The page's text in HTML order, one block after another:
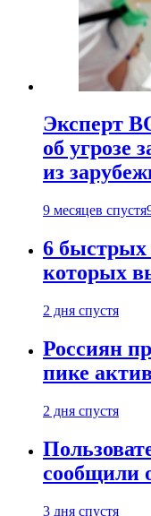
Эксперт
об угрозе
из
9 месяцев спустя
6 быстрых
которых
2 дня спустя
Россиян
пике
2 дня спустя
сообщили
3 дня спустя